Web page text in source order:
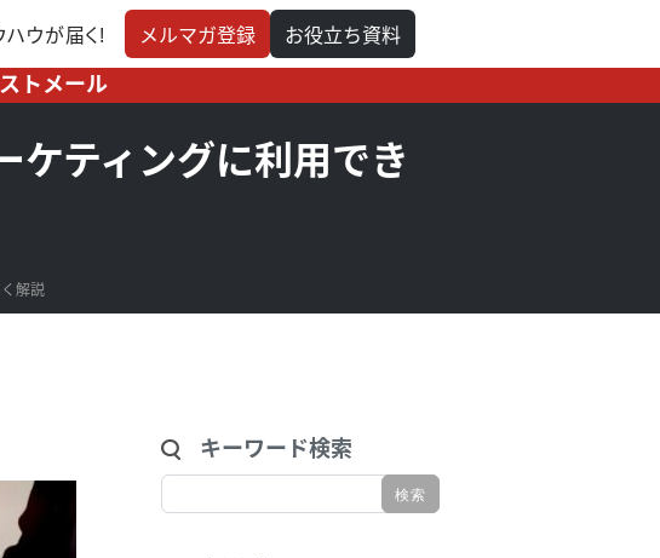
ウが届く! メルマガ登録 お役立ち資料
トメール
ケティングに利用でき
解説
キーワード検索